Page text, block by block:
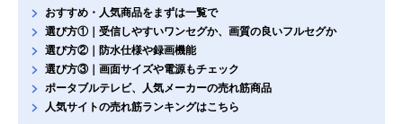
おすすめ・人気商品をまずは一覧で
選び方①｜受信しやすいワンセグか、画質の良いフルセグか
選び方②｜防水仕様や録画機能
選び方③｜画面サイズや電源もチェック
ポータブルテレビ、人気メーカーの売れ筋商品
人気サイトの売れ筋ランキングはこちら